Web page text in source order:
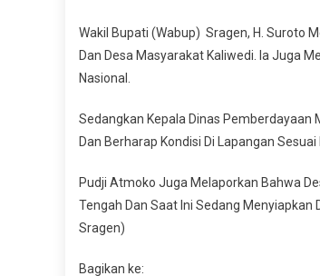
Wakil Bupati (Wabup) Sragen, H. Suroto
Dan Desa Masyarakat Kaliwedi. Ia Juga
Nasional.
Sedangkan Kepala Dinas Pemberdayaan
Dan Berharap Kondisi Di Lapangan Sesuai
Pudji Atmoko Juga Melaporkan Bahwa
Tengah Dan Saat Ini Sedang
Sragen)
Bagikan ke: